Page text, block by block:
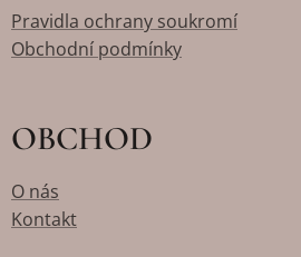
Pravidla ochrany soukromí
Obchodní podmínky
OBCHOD
O nás
Kontakt